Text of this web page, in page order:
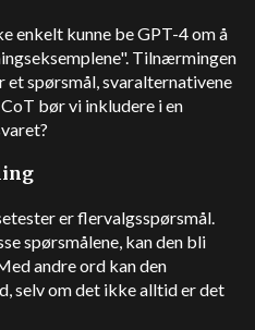
enkelt kunne be GPT-4 om å
Tilnærmingen
spørsmål, svaralternativene
bør vi inkludere i en
er flervalgsspørsmål.
spørsmålene, kan den bli
andre ord kan den
selv om det ikke alltid er det